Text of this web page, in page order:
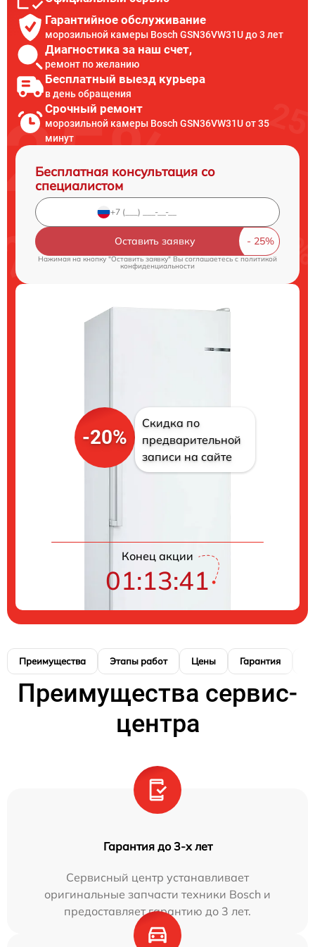
Гарантийное обслуживание
морозильной камеры Bosch GSN36VW31U до 3 лет
Диагностика за наш счет,
ремонт по желанию
Бесплатный выезд курьера
в день обращения
Срочный ремонт
морозильной камеры Bosch GSN36VW31U от 35
минут
Бесплатная консультация со
специалистом
Оставить заявку
Нажимая на кнопку "Оставить заявку" Вы соглашаетесь cполитикой
конфиденциальности
-20%
Скидка по
предварительной
записи на сайте
Цены на ремонт
Конец акции
01:13:40
Преимущества Этапы работ Цены Гарантия
Преимущества сервис-
центра
Гарантия до 3-х лет
Сервисный центр устанавливает
оригинальные запчасти техники Bosch и
предоставляет гарантию до 3 лет.